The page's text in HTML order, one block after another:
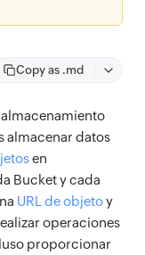
Copy as .md
almacenar datos
en
Bucket y cada
URL de objetoy
operaciones
proporcionar